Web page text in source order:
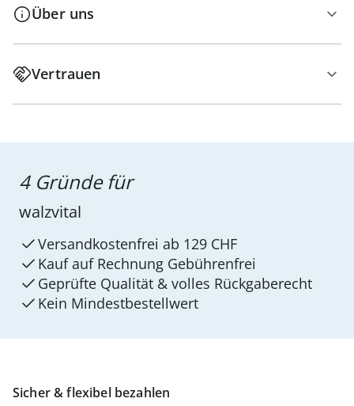
Über uns
Vertrauen
Sicher & flexibel bezahlen
4 Gründe für
walzvital
Versandkostenfrei ab 129 CHF
Kauf auf Rechnung Gebührenfrei
Geprüfte Qualität & volles Rückgaberecht
Kein Mindest­bestellwert